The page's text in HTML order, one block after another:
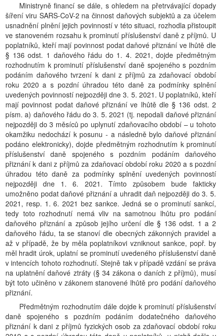
Ministryně financí se dále, s ohledem na přetrvávající dopady
šíření viru SARS-CoV-2 na činnost daňových subjektů a za účelem
usnadnění plnění jejich povinností v této situaci, rozhodla přistoupit
ve stanoveném rozsahu k prominutí příslušenství daně z příjmů. U
poplatníků, kteří mají povinnost podat daňové přiznání ve lhůtě dle
§ 136 odst. 1 daňového řádu do 1. 4. 2021, dojde předmětným
rozhodnutím k prominutí příslušenství daně spojeného s pozdním
podáním daňového tvrzení k dani z příjmů za zdaňovací období
roku 2020 a s pozdní úhradou této daně za podmínky splnění
uvedených povinností nejpozději dne 3. 5. 2021. U poplatníků, kteří
mají povinnost podat daňové přiznání ve lhůtě dle § 136 odst. 2
písm. a) daňového řádu do 3. 5. 2021 (tj. nepodali daňové přiznání
nejpozději do 3 měsíců po uplynutí zdaňovacího období – u tohoto
okamžiku nedochází k posunu - a následně bylo daňové přiznání
podáno elektronicky), dojde předmětným rozhodnutím k prominutí
příslušenství daně spojeného s pozdním podáním daňového
přiznání k dani z příjmů za zdaňovací období roku 2020 a s pozdní
úhradou této daně za podmínky splnění uvedených povinností
nejpozději dne 1. 6. 2021. Tímto způsobem bude fakticky
umožněno podat daňové přiznání a uhradit daň nejpozději do 3. 5.
2021, resp. 1. 6. 2021 bez sankce. Jedná se o prominutí sankcí,
tedy toto rozhodnutí nemá vliv na samotnou lhůtu pro podání
daňového přiznání a způsob jejího určení dle § 136 odst. 1 a 2
daňového řádu, ta se stanoví dle obecných zákonných pravidel a
až v případě, že by měla poplatníkovi vzniknout sankce, popř. by
měl hradit úrok, uplatní se prominutí uvedeného příslušenství daně
v intencích tohoto rozhodnutí. Stejně tak v případě vzdání se práva
na uplatnění daňové ztráty (§ 34 zákona o daních z příjmů), musí
být toto učiněno v zákonem stanovené lhůtě pro podání daňového
přiznání.
Předmětným rozhodnutím dále dojde k prominutí příslušenství
daně spojeného s pozdním podáním dodatečného daňového
přiznání k dani z příjmů fyzických osob za zdaňovací období roku